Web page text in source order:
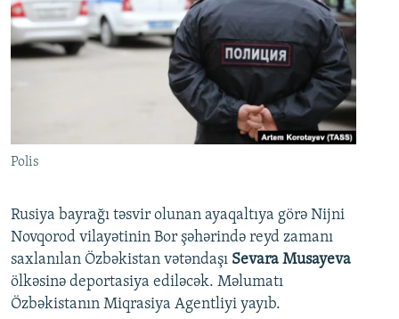
Polis
Rusiya bayrağı təsvir olunan ayaqaltıya görə Nijni
Novqorod vilayətinin Bor şəhərində reyd zamanı
saxlanılan Özbəkistan vətəndaşı Sevara Musayeva
ölkəsinə deportasiya ediləcək. Məlumatı
Özbəkistanın Miqrasiya Agentliyi yayıb.